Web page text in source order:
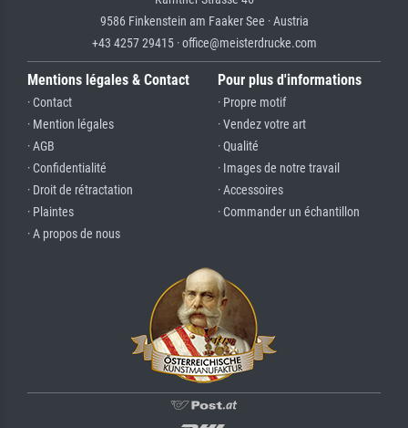
9586 Finkenstein am Faaker See · Austria
+43 4257 29415 · office@meisterdrucke.com
Mentions légales & Contact
· Contact
· Mention légales
· AGB
· Confidentialité
· Droit de rétractation
· Plaintes
· A propos de nous
Pour plus d'informations
· Propre motif
· Vendez votre art
· Qualité
· Images de notre travail
· Accessoires
· Commander un échantillon